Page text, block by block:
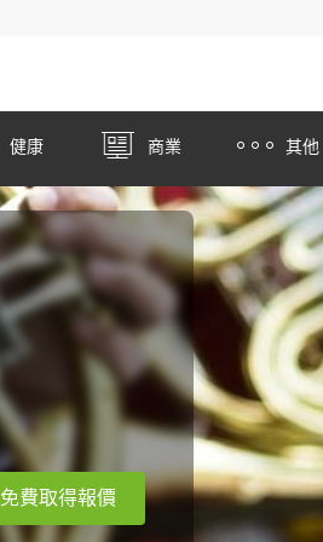
健康 商業 其他
免費取得報價